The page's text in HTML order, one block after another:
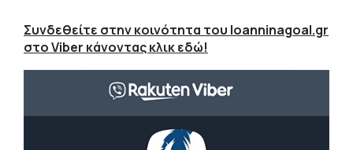
Συνδεθείτε στην κοινότητα του Ioanninagoal.gr
στο Viber κάνοντας κλικ εδώ!